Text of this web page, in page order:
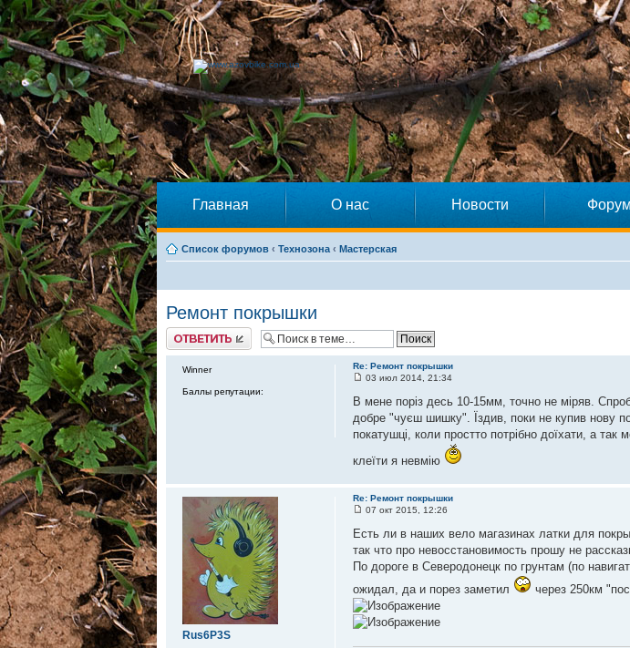
Главная О нас Новости Форум
Список форумов ‹ Технозона ‹ Мастерская
Ремонт покрышки
Ответить
Re: Ремонт покрышки
03 июл 2014, 21:34
В мене поріз десь 10-15мм, точно не міряв.
добре "чуєш шишку". Їздив, поки не купив нову
покатушці, коли простто потрібно доїхати, а
клеїти я невмію
Winner
Баллы репутации:
Re: Ремонт покрышки
07 окт 2015, 12:26
Есть ли в наших вело магазинах латки для
так что про невосстановимость прошу не
По дороге в Северодонецк по грунтам (по
ожидал, да и порез заметил
через 250км
Rus6P3S